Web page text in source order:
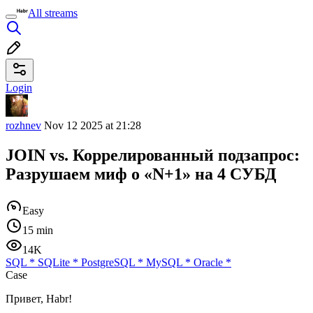
All streams
Login
rozhnev Nov 12 2025 at 21:28
JOIN vs. Коррелированный подзапрос:
Разрушаем миф о «N+1» на 4 СУБД
Easy
15 min
14K
SQL * SQLite * PostgreSQL * MySQL * Oracle *
Case
Привет, Habr!